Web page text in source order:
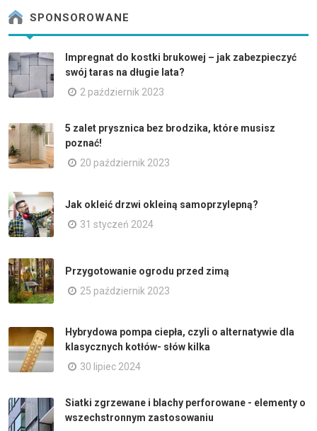
SPONSOROWANE
Impregnat do kostki brukowej – jak zabezpieczyć
swój taras na długie lata?
2 październik 2023
5 zalet prysznica bez brodzika, które musisz
poznać!
20 październik 2023
Jak okleić drzwi okleiną samoprzylepną?
31 styczeń 2024
Przygotowanie ogrodu przed zimą
25 październik 2023
Hybrydowa pompa ciepła, czyli o alternatywie dla
klasycznych kotłów- słów kilka
30 lipiec 2024
Siatki zgrzewane i blachy perforowane - elementy o
wszechstronnym zastosowaniu